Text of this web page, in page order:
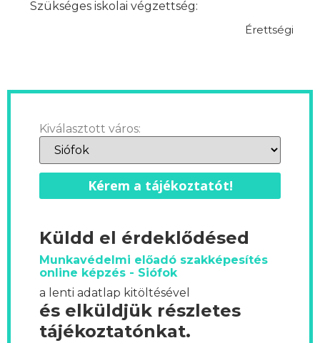
Szükséges iskolai végzettség:
Érettségi
Kiválasztott város:
Kérem a tájékoztatót!
Küldd el érdeklődésed
Munkavédelmi előadó szakképesítés
online képzés - Siófok
a lenti adatlap kitöltésével
és elküldjük részletes
tájékoztatónkat.